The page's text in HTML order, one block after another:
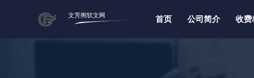
文芳阁软文网 首页 公司简介 收费